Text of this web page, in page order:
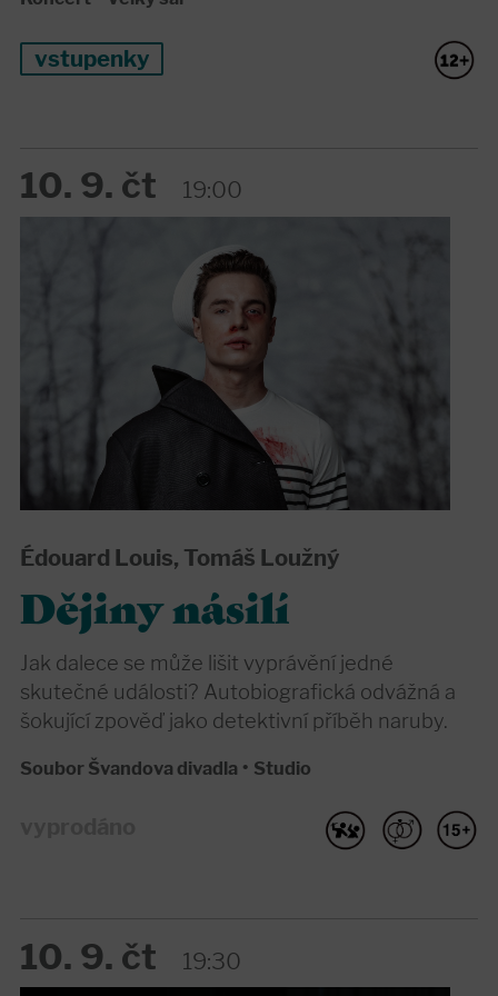
vstupenky
10. 9. čt 19:00
Édouard Louis, Tomáš Loužný
Dějiny násilí
Jak dalece se může lišit vyprávění jedné
skutečné události? Autobiografická odvážná a
šokující zpověď jako detektivní příběh naruby.
Soubor Švandova divadla • Studio
10. 9. čt 19:30